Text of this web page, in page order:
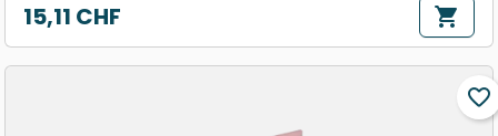
Prix
15,11 CHF shopping_cart
favorite_border